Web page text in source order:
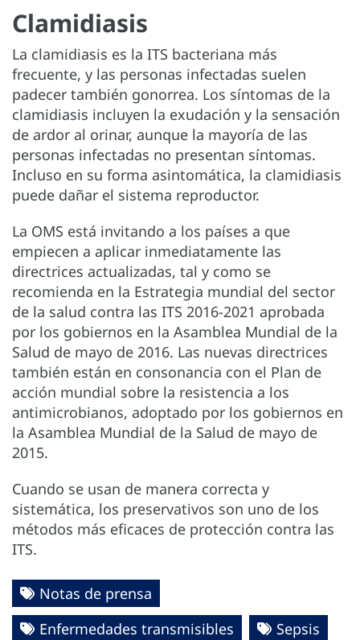
Clamidiasis
La clamidiasis es la ITS bacteriana más
frecuente, y las personas infectadas suelen
padecer también gonorrea. Los síntomas de la
clamidiasis incluyen la exudación y la sensación
de ardor al orinar, aunque la mayoría de las
personas infectadas no presentan síntomas.
Incluso en su forma asintomática, la clamidiasis
puede dañar el sistema reproductor.
La OMS está invitando a los países a que
empiecen a aplicar inmediatamente las
directrices actualizadas, tal y como se
recomienda en la Estrategia mundial del sector
de la salud contra las ITS 2016-2021 aprobada
por los gobiernos en la Asamblea Mundial de la
Salud de mayo de 2016. Las nuevas directrices
también están en consonancia con el Plan de
acción mundial sobre la resistencia a los
antimicrobianos, adoptado por los gobiernos en
la Asamblea Mundial de la Salud de mayo de
2015.
Cuando se usan de manera correcta y
sistemática, los preservativos son uno de los
métodos más eficaces de protección contra las
ITS.
Notas de prensa
Enfermedades transmisibles
Sepsis